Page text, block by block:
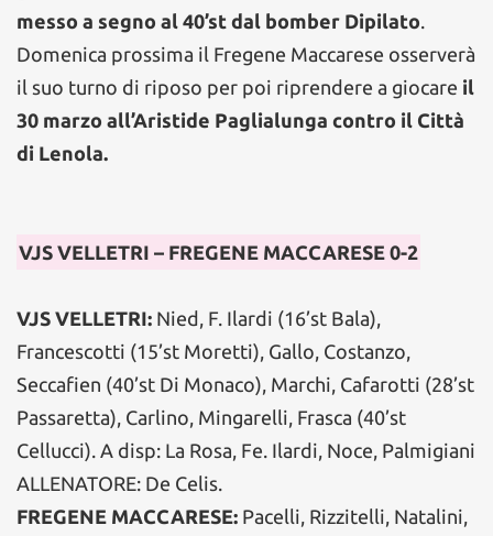
messo a segno al 40’st dal bomber Dipilato
Domenica prossima il Fregene Maccarese osserverà
il suo turno di riposo per poi riprendere a giocare il
30 marzo all’Aristide Paglialunga contro il Città
di Lenola.
VJS VELLETRI – FREGENE MACCARESE 0-2
VJS VELLETRI: Nied, F. Ilardi (16’st Bala),
Francescotti (15’st Moretti), Gallo, Costanzo,
Seccafien (40’st Di Monaco), Marchi, Cafarotti (28’st
Passaretta), Carlino, Mingarelli, Frasca (40’st
Cellucci). A disp: La Rosa, Fe. Ilardi, Noce, Palmigiani
ALLENATORE: De Celis.
FREGENE MACCARESE: Pacelli, Rizzitelli, Natalini,